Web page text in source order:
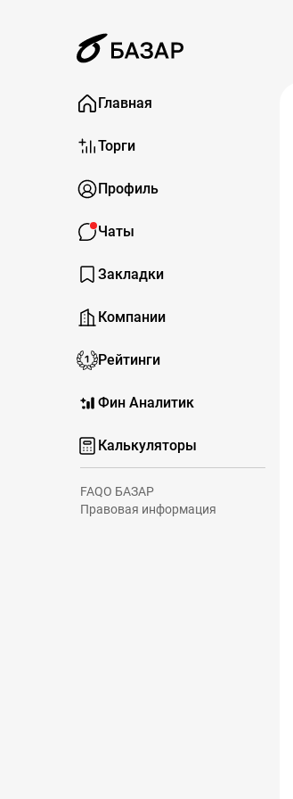
Главная
Торги
Профиль
Чаты
Закладки
Компании
Рейтинги
Фин Аналитик
Калькуляторы
FAQО БАЗАР
Правовая информация